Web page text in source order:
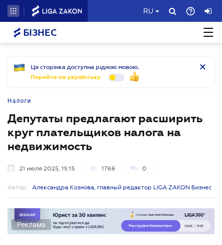
RU
БІЗНЕС
Ця сторінка доступна рідною мовою.
Перейти на українську
Налоги
Депутаты предлагают расширить
круг плательщиков налога на
недвижимость
21 июля 2025, 15:15 1766 0
Автор: Александра Кознова, главный редактор LIGA ZAKON Бизнес
Реклама